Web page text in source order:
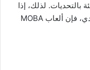
بالتحديات. لذلك، إذا
كنت تبحث عن لعبة تجمع بين الإثارة والتحدي، فإن ألعاب MOBA